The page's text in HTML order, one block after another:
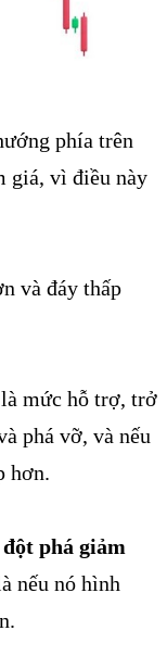
phía trên
giá, vì điều này
và đáy thấp
mức hỗ trợ, trở
phá vỡ, và nếu
hơn.
phá giảm
nếu nó hình